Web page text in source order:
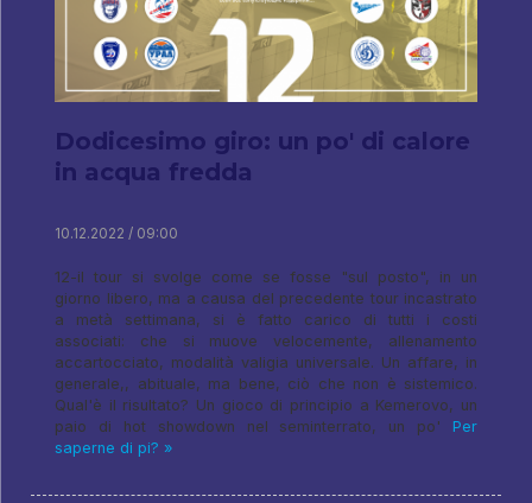
Dodicesimo giro: un po' di calore
in acqua fredda
10.12.2022 / 09:00
12-il tour si svolge come se fosse "sul posto", in un
giorno libero, ma a causa del precedente tour incastrato
a metà settimana, si è fatto carico di tutti i costi
associati: che si muove velocemente, allenamento
accartocciato, modalità valigia universale. Un affare, in
generale,, abituale, ma bene, ciò che non è sistemico.
Qual'è il risultato? Un gioco di principio a Kemerovo, un
paio di hot showdown nel seminterrato, un po' Per
saperne di pi? »